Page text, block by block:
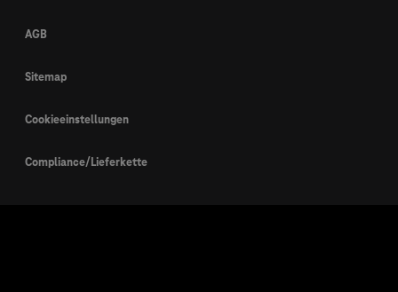
AGB
Sitemap
Cookieeinstellungen
Compliance/Lieferkette